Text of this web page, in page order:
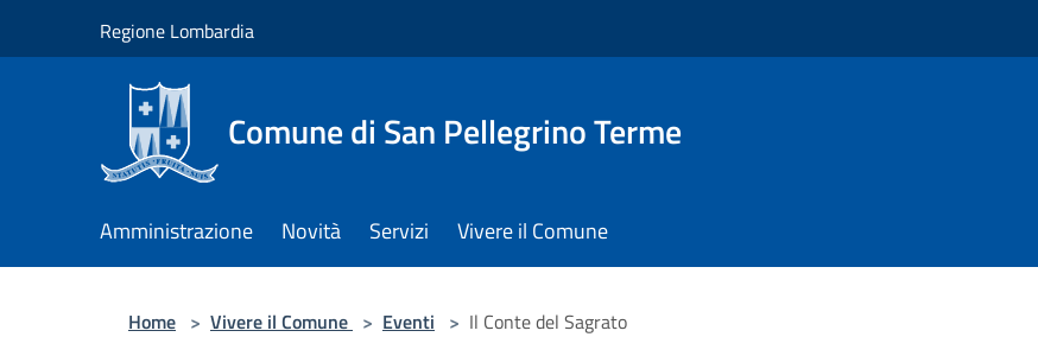
Regione Lombardia
Comune di San Pellegrino Terme
Amministrazione Novità Servizi Vivere il Comune
Home > Vivere il Comune > Eventi > Il Conte del Sagrato